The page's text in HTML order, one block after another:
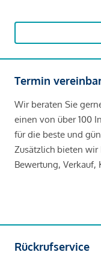
Termin
Wir beraten Sie
einen von über 100
für die beste und
Zusätzlich bieten
Bewertung, Verkauf,
Rückrufservice